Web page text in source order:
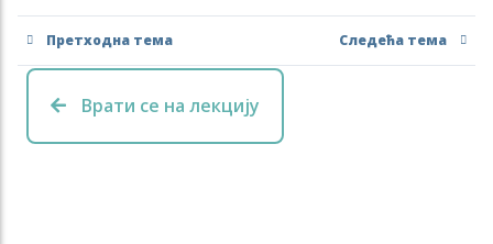
Претходна тема Следећа тема
Врати се на лекцију